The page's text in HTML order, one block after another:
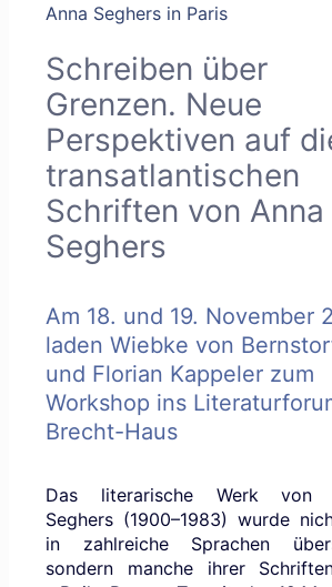
Anna Seghers in Paris
Schreiben über
Grenzen. Neue
Perspektiven auf
transatlantischen
Schriften von Anna
Seghers
Am 18. und 19. November
laden Wiebke von
und Florian Kappeler zum
Workshop ins
Brecht-Haus
Das literarische Werk von
Seghers (1900–1983) wurde
in zahlreiche Sprachen
sondern manche ihrer